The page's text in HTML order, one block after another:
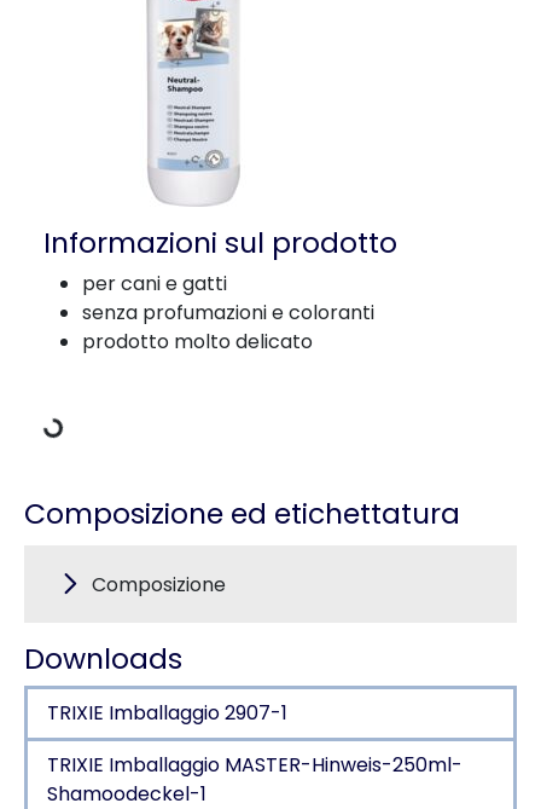
Informazioni sul prodotto
per cani e gatti
senza profumazioni e coloranti
prodotto molto delicato
Dati di carico
Composizione ed etichettatura
Composizione
Downloads
TRIXIE Imballaggio 2907-1
TRIXIE Imballaggio MASTER-Hinweis-250ml-
Shamoodeckel-1